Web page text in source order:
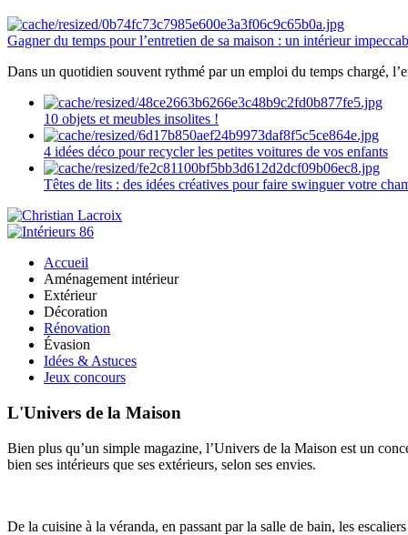
Gagner du temps pour l’entretien de sa maison : un intérieur
Dans un quotidien souvent rythmé par un emploi du temps chargé,
10 objets et meubles insolites !
4 idées déco pour recycler les petites voitures de vos enfants
Têtes de lits : des idées créatives pour faire swinguer votre
Accueil
Aménagement intérieur
Extérieur
Décoration
Rénovation
Évasion
Idées & Astuces
Jeux concours
L'Univers de la Maison
Bien plus qu’un simple magazine, l’Univers de la Maison est un
bien ses intérieurs que ses extérieurs, selon ses envies.
De la cuisine à la véranda, en passant par la salle de bain, les